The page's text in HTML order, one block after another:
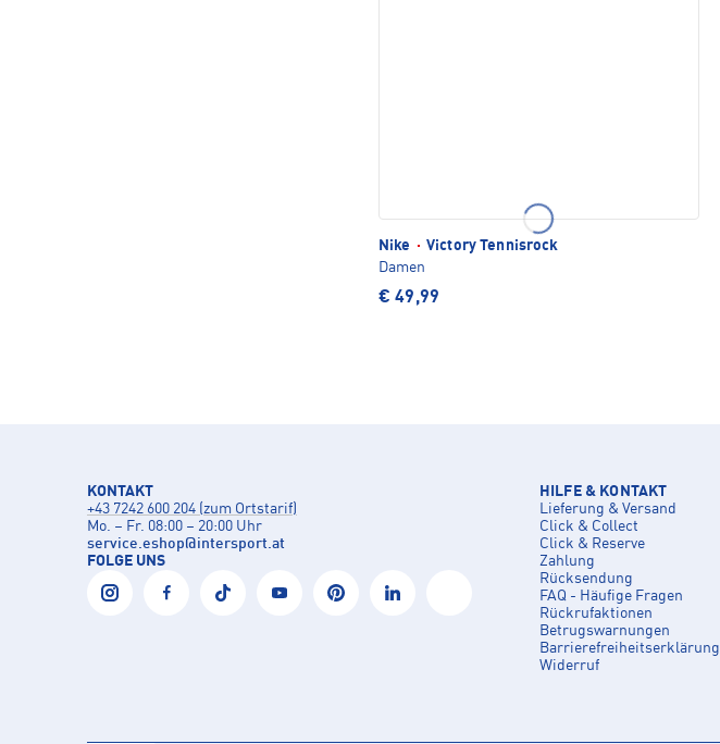
Nike · Victory Tennisrock
Damen
€ 49,99
KONTAKT
+43 7242 600 204 (zum Ortstarif)
Mo. – Fr. 08:00 – 20:00 Uhr
service.eshop@intersport.at
FOLGE UNS
HILFE & KONTAKT
Lieferung & Versand
Click & Collect
Click & Reserve
Zahlung
Rücksendung
FAQ - Häufige Fragen
Rückrufaktionen
Betrugswarnungen
Barrierefreiheitserklärung
Widerruf